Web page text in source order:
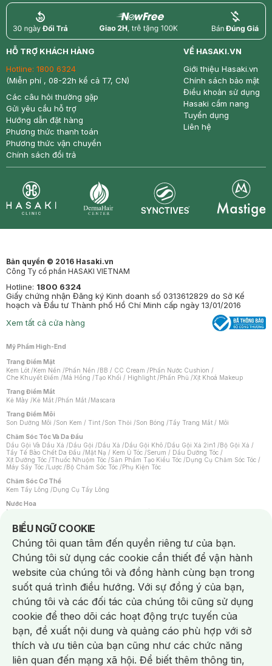
return nowfree price
HỖ TRỢ KHÁCH HÀNG
Hotline: 1800 6324
(Miễn phí , 08-22h kể cả T7, CN)
Các câu hỏi thường gặp
Gửi yêu cầu hỗ trợ
Hướng dẫn đặt hàng
Phương thức thanh toán
Phương thức vận chuyển
Chính sách đổi trả
VỀ HASAKI.VN
Giới thiệu Hasaki.vn
Chính sách bảo mật
Điều khoản sử dụng
Hasaki cẩm nang
Tuyển dụng
Liên hệ
Bản quyền © 2016 Hasaki.vn
Công Ty cổ phần HASAKI VIETNAM
Hotline: 1800 6324
Giấy chứng nhận Đăng ký Kinh doanh số 0313612829 do Sở Kế
hoạch và Đầu tư Thành phố Hồ Chí Minh cấp ngày 13/01/2016
Xem tất cả cửa hàng
Mỹ Phẩm High-End
Trang Điểm Mặt
Kem Lót /Kem Nền /Phấn Nền /BB / CC Cream /Phấn Nước Cushion /
Che Khuyết Điểm /Má Hồng /Tạo Khối / Highlight /Phấn Phủ /Xịt Khoá Makeup
Trang Điểm Mắt
Kẻ Mày /Kẻ Mắt /Phấn Mắt /Mascara
Trang Điểm Môi
Son Dưỡng Môi /Son Kem / Tint /Son Thỏi /Son Bóng /Tẩy Trang Mắt / Môi
Chăm Sóc Tóc Và Da Đầu
Dầu Gội Và Dầu Xả /Dầu Gội /Dầu Xả /Dầu Gội Khô /Dầu Gội Xả 2in1 /Bộ Gội Xả /
Tẩy Tế Bào Chết Da Đầu /Mặt Nạ / Kem Ủ Tóc /Serum / Dầu Dưỡng Tóc /
Xịt Dưỡng Tóc /Thuốc Nhuộm Tóc /Sản Phẩm Tạo Kiểu Tóc /Dụng Cụ Chăm Sóc Tóc /
Máy Sấy Tóc /Lược /Bộ Chăm Sóc Tóc /Phụ Kiện Tóc
Chăm Sóc Cơ Thể
Kem Tẩy Lông /Dụng Cụ Tẩy Lông
Nước Hoa
Nước Hoa Nữ
Chăm Sóc Cá Nhân
Chống Muỗi /Khẩu Trang /Máy Massage/Mặt Nạ Xông Hơi /Nước Rửa Tay/
Sản Phẩm Chăm Sóc Khác /Bàn Chải Đánh Răng /Bàn Chải Điện/
Hỗ Trợ Trắng Răng/Kem Đánh Răng /Máy Tăm Nước/ Nước Súc Miệng/
Tăm / Chỉ Nha Khoa/ Xịt Thơm Miệng / Dung Dịch Vệ Sinh/Dưỡng Vùng Kín/
Khăn Ướt Vệ Sinh Vùng Kín/Băng Vệ Sinh/Tampon/Bọt Cạo Râu /Dao Cạo Râu/
Máy Cạo Râu
Vấn Đề Về Da
Da Dầu / Lỗ Chân Lông To/ Da Khô / Mất Nước/ Da Lão Hóa/ Da Mụn/
Da Nhạy Cảm / Kích Ứng
Da Xỉn Màu Thâm / Nám / Tàn Nhang
Quầng Thâm & Bọng Mắt /Sẹo /Viêm Da Cơ Địa
Dụng Cụ / Phụ Kiện Chăm Sóc Da
Bông Tẩy Trang
Khăn Lau Mặt Khô Dụng Cụ / Máy Rửa Mặt Máy Chăm Sóc Da
Dụng Cụ Chăm Sóc Khác
BIỂU NGỮ COOKIE
Notice about cookies usage
Chúng tôi quan tâm đến quyền riêng tư của bạn.
Chúng tôi sử dụng các cookie cần thiết để vận hành
website của chúng tôi và đồng hành cùng bạn trong
suốt quá trình điều hướng. Với sự đồng ý của bạn,
chúng tôi và các đối tác của chúng tôi cũng sử dụng
cookie để theo dõi các hoạt động trực tuyến của
bạn, đề xuất nội dung và quảng cáo phù hợp với sở
thích và ưu tiên của bạn cũng như các chức năng
liên quan đến mạng xã hội. Để biết thêm thông tin,